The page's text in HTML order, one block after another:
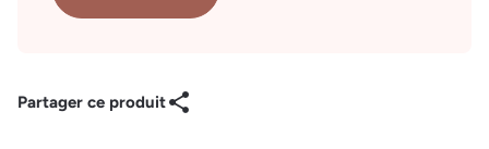
Partager ce produit